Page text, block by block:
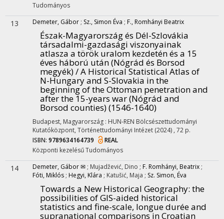
Tudományos
13 Demeter, Gábor ; Sz., Simon Éva ; F., Romhányi Beatrix
Észak-Magyarország és Dél-Szlovákia
társadalmi-gazdasági viszonyainak
atlasza a török uralom kezdetén és a 15
éves háború után (Nógrád és Borsod
megyék) / A Historical Statistical Atlas of
N-Hungary and S-Slovakia in the
beginning of the Ottoman penetration and
after the 15-years war (Nógrád and
Borsod counties) (1546-1640)
Budapest, Magyarország : HUN-REN Bölcsészettudományi
Kutatóközpont, Történettudományi Intézet (2024) , 72 p.
ISBN: 9789634164739
REAL
Központi kezelésűTudományos
14 Demeter, Gábor ✉ ; Mujadžević, Dino ; F. Romhányi, Beatrix ;
Fóti, Miklós ; Hegyi, Klára ; Katušić, Maja ; Sz. Simon, Éva
Towards a New Historical Geography: the
possibilities of GIS-aided historical
statistics and fine-scale, longue durée and
supranational comparisons in Croatian